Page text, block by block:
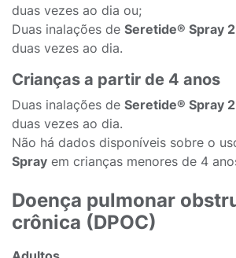
duas vezes ao dia ou;
Duas inalações de Seretide® Spray
duas vezes ao dia.
Crianças a partir de 4 anos
Duas inalações de Seretide® Spray
duas vezes ao dia.
Não há dados disponíveis sobre o
Spray em crianças menores de 4
Doença pulmonar
crônica (DPOC)